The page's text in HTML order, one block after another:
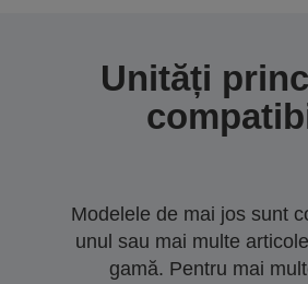
Unități
Modelele de mai jos sunt
unul sau mai multe
gamă. Pentru mai